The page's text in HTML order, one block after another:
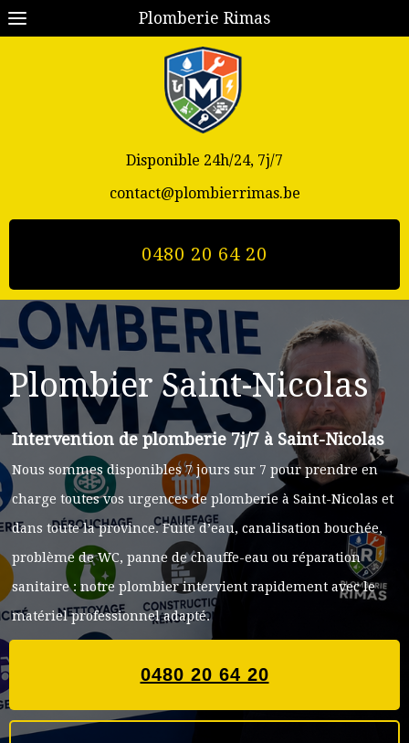
Plomberie Rimas
Disponible 24h/24, 7j/7
contact@plombierrimas.be
0480 20 64 20
Plombier Saint-Nicolas
Intervention de plomberie 7j/7 à Saint-Nicolas
Nous sommes disponibles 7 jours sur 7 pour prendre en
charge toutes vos urgences de plomberie à Saint-Nicolas et
dans toute la province. Fuite d’eau, canalisation bouchée,
problème de WC, panne de chauffe-eau ou réparation
sanitaire : notre plombier intervient rapidement avec le
matériel professionnel adapté.
0480 20 64 20